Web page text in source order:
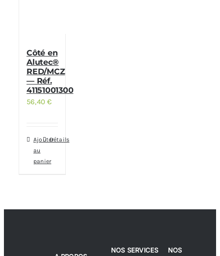
Côté en
Alutec®
RED/MCZ
— Réf.
41151001300
56,40€
Ajouter
au
panier
Détails
NOS SERVICES
NOS